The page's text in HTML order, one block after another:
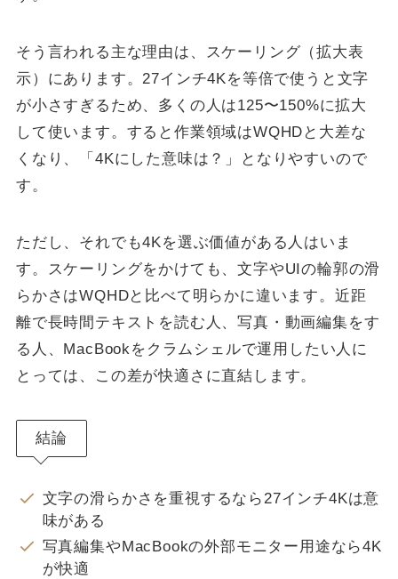
そう言われる主な理由は、スケーリング（拡大表
示）にあります。27インチ4Kを等倍で使うと文字
が小さすぎるため、多くの人は125〜150%に拡大
して使います。すると作業領域はWQHDと大差な
くなり、「4Kにした意味は？」となりやすいので
す。
ただし、それでも4Kを選ぶ価値がある人はいま
す。スケーリングをかけても、文字やUIの輪郭の滑
らかさはWQHDと比べて明らかに違います。近距
離で長時間テキストを読む人、写真・動画編集をす
る人、MacBookをクラムシェルで運用したい人に
とっては、この差が快適さに直結します。
結論
文字の滑らかさを重視するなら27インチ4Kは意
味がある
写真編集やMacBookの外部モニター用途なら4K
が快適